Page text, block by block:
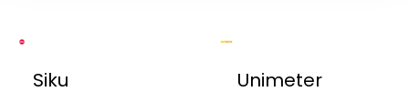
Siku Unimeter